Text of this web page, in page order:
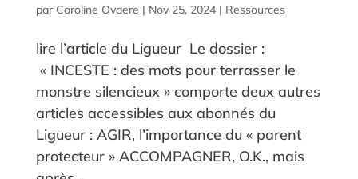
par Caroline Ovaere | Nov 25, 2024| Ressources
lire l’article du Ligueur Le dossier :
« INCESTE : des mots pour terrasser le
monstre silencieux » comporte deux autres
articles accessibles aux abonnés du
Ligueur : AGIR, l’importance du « parent
protecteur » ACCOMPAGNER, O.K., mais